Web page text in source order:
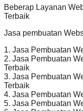
Beberap Layanan
Terbaik
Jasa pembuatan
1. Jasa Pembuatan
2. Jasa Pembuatan
Terbaik
3. Jasa Pembuatan
Terbaik
4. Jasa Pembuatan
5. Jasa Pembuatan